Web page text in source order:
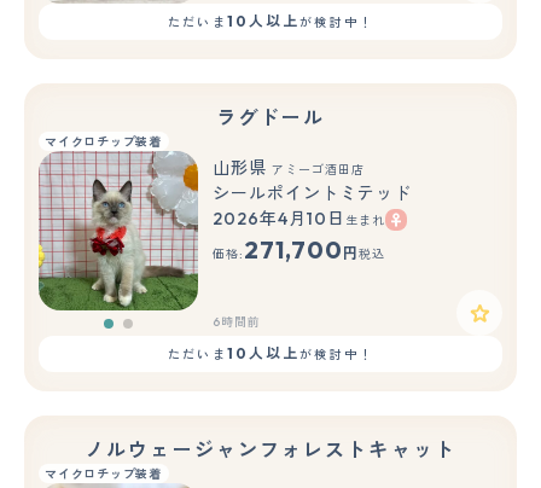
ただいま 10人以上が検討中！
ラグドール
マイクロチップ装着
もっと見る
山形県 アミーゴ酒田店
シールポイントミテッド
2026年4月10日 生まれ
価格: 271,700 円 税込
6時間前
ただいま 10人以上が検討中！
ノルウェージャンフォレストキャット
マイクロチップ装着